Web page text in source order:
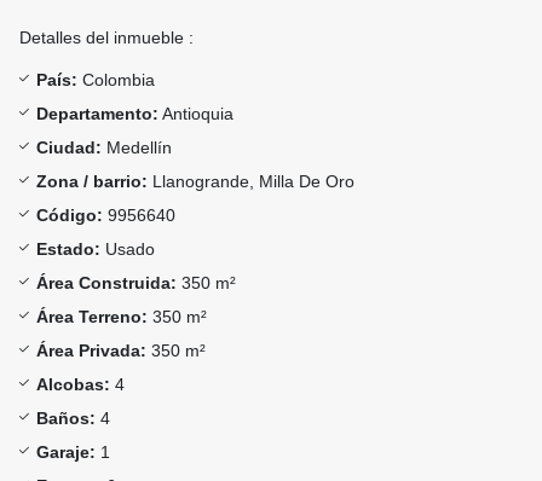
Detalles del inmueble :
País: Colombia
Departamento: Antioquia
Ciudad: Medellín
Zona / barrio: Llanogrande, Milla De Oro
Código: 9956640
Estado: Usado
Área Construida: 350 m²
Área Terreno: 350 m²
Área Privada: 350 m²
Alcobas: 4
Baños: 4
Garaje: 1